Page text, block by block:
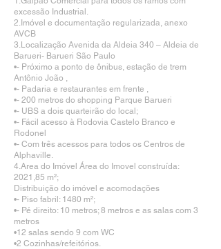
excessão Industrial.
2.​Imóvel e documentação regularizada, anexo
AVCB
3.​Localização Avenida da Aldeia 340 – Aldeia de
Barueri- Barueri São Paulo
•​- Próximo a ponto de ônibus, estação de trem
Antônio João ,
•​- Padaria e restaurantes em frente ,
•​- 200 metros do shopping Parque Barueri
•​- UBS a dois quarteirão do local;
•​- Fácil acesso à Rodovia Castelo Branco e
Rodonel
•​- Com três acessos para todos os Centros de
Alphaville.
4.​Area do Imóvel Área do Imovel construída:
2021,85 m²;
Distribuição do imóvel e acomodações
•​- Piso fabril: 1480 m²;
•​- Pé direito: 10 metros; 8 metros e as salas com 3
metros
•​12 salas sendo 9 com WC
•​2 Cozinhas/refeitórios.